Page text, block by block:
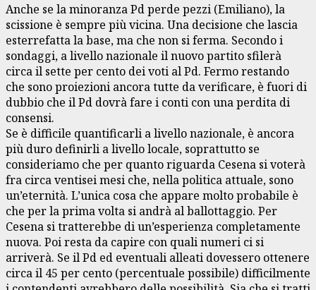
Anche se la minoranza Pd perde pezzi (Emiliano), la
scissione è sempre più vicina. Una decisione che lascia
esterrefatta la base, ma che non si ferma. Secondo i
sondaggi, a livello nazionale il nuovo partito sfilerà
circa il sette per cento dei voti al Pd. Fermo restando
che sono proiezioni ancora tutte da verificare, è fuori di
dubbio che il Pd dovrà fare i conti con una perdita di
consensi.
Se è difficile quantificarli a livello nazionale, è ancora
più duro definirli a livello locale, soprattutto se
consideriamo che per quanto riguarda Cesena si voterà
fra circa ventisei mesi che, nella politica attuale, sono
un’eternità. L’unica cosa che appare molto probabile è
che per la prima volta si andrà al ballottaggio. Per
Cesena si tratterebbe di un’esperienza completamente
nuova. Poi resta da capire con quali numeri ci si
arriverà. Se il Pd ed eventuali alleati dovessero ottenere
circa il 45 per cento (percentuale possibile) difficilmente